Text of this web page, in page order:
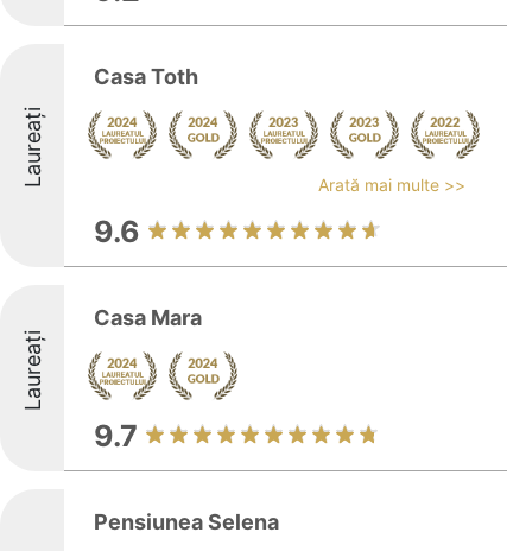
Laureați
Casa Toth
Arată mai multe >>
9.6
Laureați
Casa Mara
9.7
Pensiunea Selena